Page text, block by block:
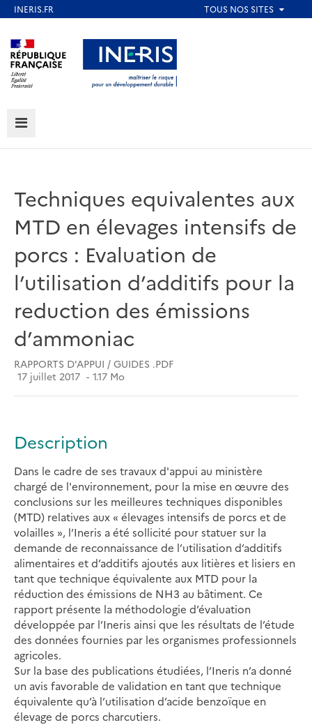
au
contenu
principal
Aller au contenu Aller au menu
Aller au pied de page
MENU
Techniques equivalentes aux
MTD en élevages intensifs de
porcs : Evaluation de
l’utilisation d’additifs pour la
reduction des émissions
d’ammoniac
RAPPORTS D'APPUI / GUIDES .PDF
17 juillet 2017
1.17 Mo
Description
Dans le cadre de ses travaux d'appui au ministère
chargé de l'environnement, pour la mise en œuvre des
conclusions sur les meilleures techniques disponibles
(MTD) relatives aux « élevages intensifs de porcs et de
volailles », l’Ineris a été sollicité pour statuer sur la
demande de reconnaissance de l’utilisation d’additifs
alimentaires et d’additifs ajoutés aux litières et lisiers en
tant que technique équivalente aux MTD pour la
réduction des émissions de NH3 au bâtiment. Ce
rapport présente la méthodologie d’évaluation
développée par l’Ineris ainsi que les résultats de l’étude
des données fournies par les organismes professionnels
agricoles.
Sur la base des publications étudiées, l’Ineris n’a donné
un avis favorable de validation en tant que technique
équivalente qu’à l’utilisation d’acide benzoïque en
élevage de porcs charcutiers.